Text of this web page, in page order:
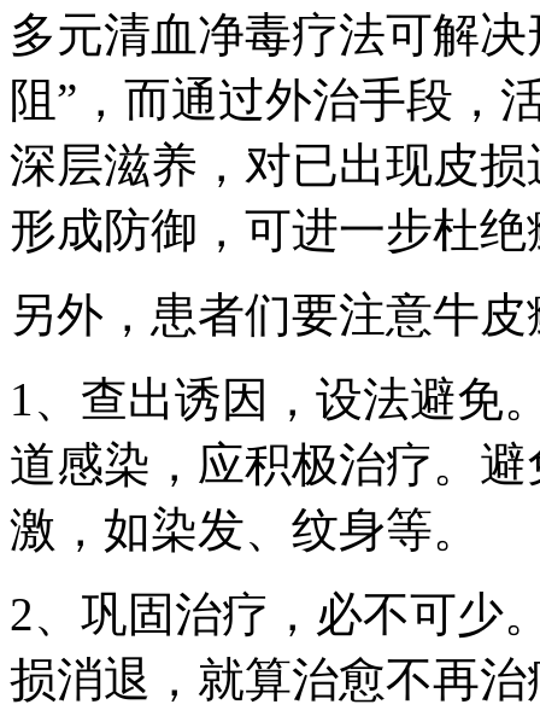
多元清血净毒疗法可解
阻”，而通过外治手段，
深层滋养，对已出现皮
形成防御，可进一步杜
另外，患者们要注意牛
1、查出诱因，设法避免
道感染，应积极治疗。
激，如染发、纹身等。
2、巩固治疗，必不可少
损消退，就算治愈不再